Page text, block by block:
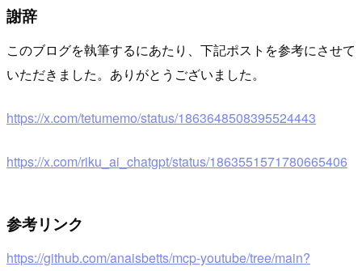
謝辞
このブログを執筆するにあたり、下記ポストを参考にさせて
いただきました。ありがとうございました。
https://x.com/tetumemo/status/1863648508395524443
https://x.com/riku_ai_chatgpt/status/1863551571780665406
参考リンク
https://github.com/anaisbetts/mcp-youtube/tree/main?